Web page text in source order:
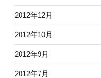
2012年12月
2012年10月
2012年9月
2012年7月